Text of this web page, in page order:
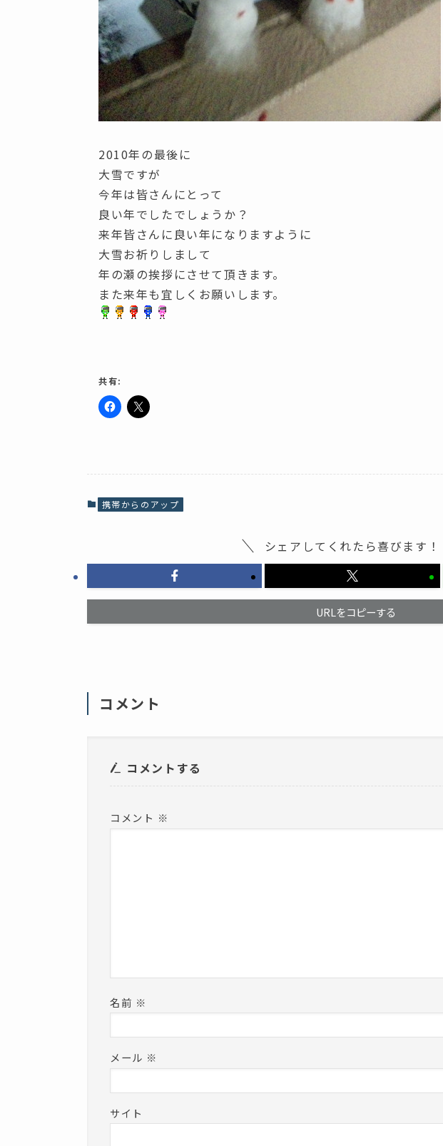
2010年の最後に
大雪ですが
今年は皆さんにとって
良い年でしたでしょうか？
来年皆さんに良い年になりますように
大雪お祈りしまして
年の瀬の挨拶にさせて頂きます。
また来年も宜しくお願いします。
共有:
F
o
共
有
リ
て
だ
ン
ド
す
ク
X
有
(
ン
開
ま
携帯からのアップ
シェアしてくれたら喜びます！
URLをコピーする
コメント
コメントする
コメント ※
名前 ※
メール ※
サイト